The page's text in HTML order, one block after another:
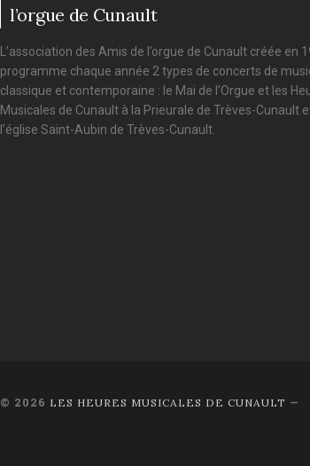
l’orgue de Cunault
L’association des Amis de l’orgue de Cunault créée en
programme chaque année 2 types de concerts de
classique et contemporaine : le Mai de l’Orgue et les
Musicales de Cunault à la Prieurale de Trèves-Cunault
l’église Saint-Aubin de Trèves-Cunault.
© 2026 LES HEURES MUSICALES DE CUNAULT —